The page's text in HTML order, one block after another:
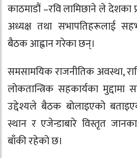
काठमाडौं –रवि लामिछानेले देशका
अध्यक्ष तथा सभापतिहरूलाई
बैठक आह्वान गरेका छन्।
समसामयिक राजनीतिक अवस्था,
लोकतान्त्रिक सहकार्यका मुद्दामा
उद्देश्यले बैठक बोलाइएको
स्थान र एजेन्डाबारे विस्तृत
बाँकी रहेको छ।